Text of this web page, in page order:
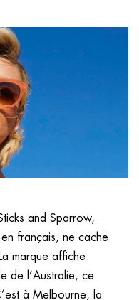
and Sparrow,
français, ne cache
marque affiche
de l’Australie, ce
à Melbourne, la